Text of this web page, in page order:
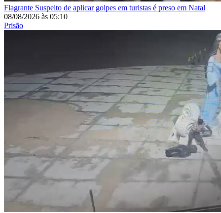
Flagrante Suspeito de aplicar golpes em turistas é preso em Natal
08/08/2026 às 05:10
Prisão